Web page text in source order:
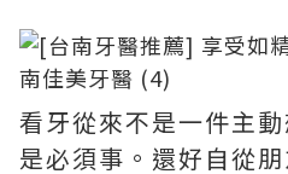
看牙從來不是一件主
是必須事。還好自從